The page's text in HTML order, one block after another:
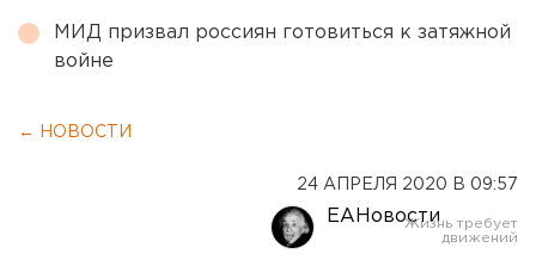
МИД призвал россиян готовиться к затяжной
войне
← НОВОСТИ
24 АПРЕЛЯ 2020 В 09:57
ЕАНовости